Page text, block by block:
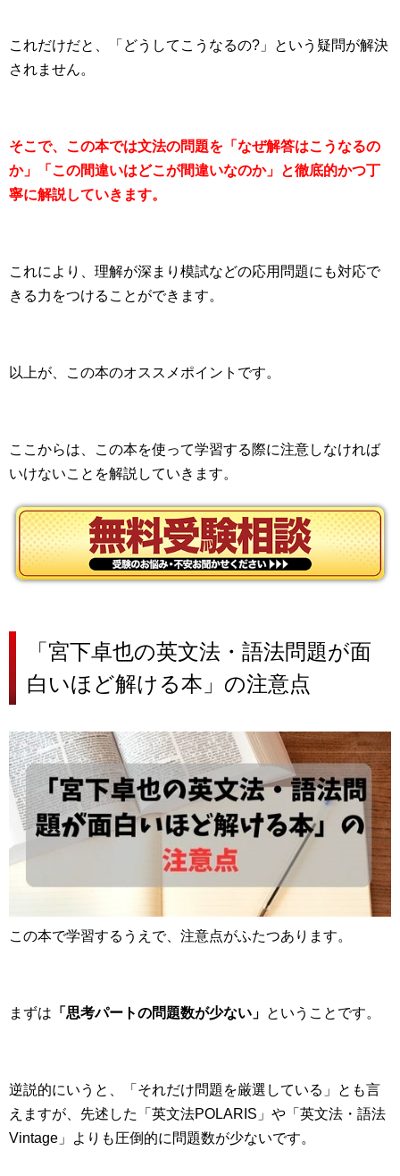
これだけだと、「どうしてこうなるの?」という疑問が解決
されません。
そこで、この本では文法の問題を「なぜ解答はこうなるの
か」「この間違いはどこが間違いなのか」と徹底的かつ丁
寧に解説していきます。
これにより、理解が深まり模試などの応用問題にも対応で
きる力をつけることができます。
以上が、この本のオススメポイントです。
ここからは、この本を使って学習する際に注意しなければ
いけないことを解説していきます。
「宮下卓也の英文法・語法問題が面
白いほど解ける本」の注意点
この本で学習するうえで、注意点がふたつあります。
まずは 「思考パートの問題数が少ない」 ということです。
逆説的にいうと、「それだけ問題を厳選している」とも言
えますが、先述した「英文法POLARIS」や「英文法・語法
Vintage」よりも圧倒的に問題数が少ないです。